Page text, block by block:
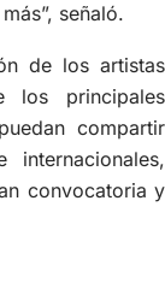
señaló.
de los artistas
los principales
compartir
internacionales,
convocatoria y